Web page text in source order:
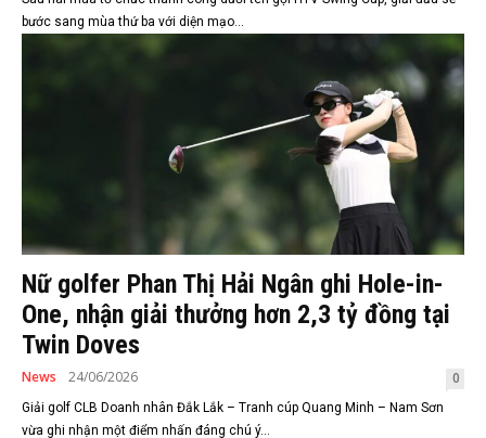
bước sang mùa thứ ba với diện mạo...
Nữ golfer Phan Thị Hải Ngân ghi Hole-in-
One, nhận giải thưởng hơn 2,3 tỷ đồng tại
Twin Doves
News 24/06/2026 0
Giải golf CLB Doanh nhân Đắk Lắk – Tranh cúp Quang Minh – Nam Sơn
vừa ghi nhận một điểm nhấn đáng chú ý...